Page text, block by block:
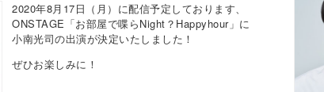
2020年8月17日（月）に配信予定しております、
ONSTAGE「お部屋で喋らNight？Happyhour」に
小南光司の出演が決定いたしました！
ぜひお楽しみに！